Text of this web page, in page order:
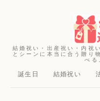
結婚祝い・出産祝い・内祝
とシーンに本当に合う贈り
べる
誕生日 結婚祝い